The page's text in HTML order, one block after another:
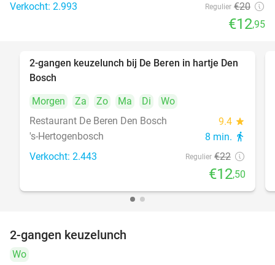
Verkocht: 2.993 Regulier €20
€12,95
43%
2-gangen keuzelunch bij De Beren in hartje Den
Bosch
Morgen
Za Zo Ma Di
Wo
Restaurant De Beren Den Bosch
9.4 star
's-Hertogenbosch 8 min. directions_walk
Verkocht: 2.443 Regulier €22
€12,50
2-gangen keuzelunch
Wo